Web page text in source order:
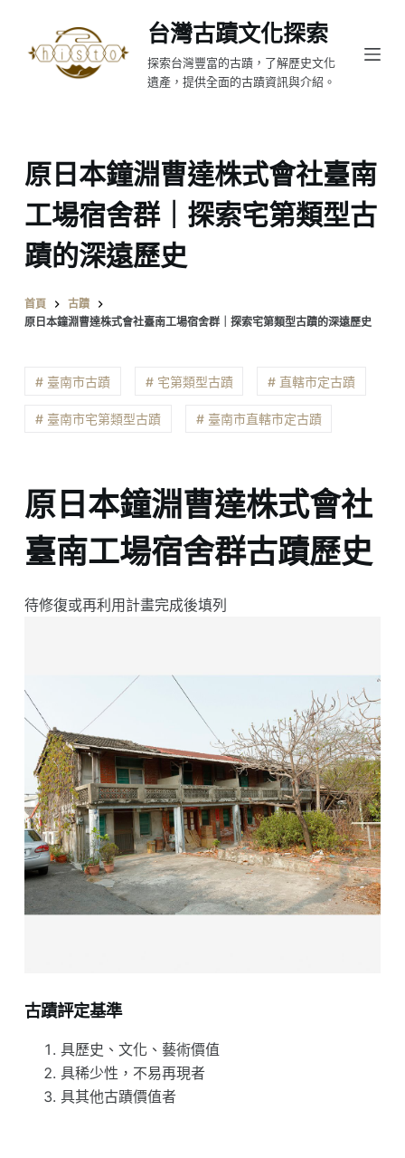
至
台灣古蹟文化探索
探索台灣豐富的古蹟，了解歷史文化
遺產，提供全面的古蹟資訊與介紹。
原日本鐘淵曹達株式會社臺南
工場宿舍群｜探索宅第類型古
蹟的深遠歷史
首頁
古蹟
原日本鐘淵曹達株式會社臺南工場宿舍群｜探索宅第類型古蹟的深遠歷史
# 臺南市古蹟 # 宅第類型古蹟 # 直轄市定古蹟
# 臺南市宅第類型古蹟 # 臺南市直轄市定古蹟
原日本鐘淵曹達株式會社
臺南工場宿舍群古蹟歷史
待修復或再利用計畫完成後填列
古蹟評定基準
具歷史、文化、藝術價值
具稀少性，不易再現者
具其他古蹟價值者